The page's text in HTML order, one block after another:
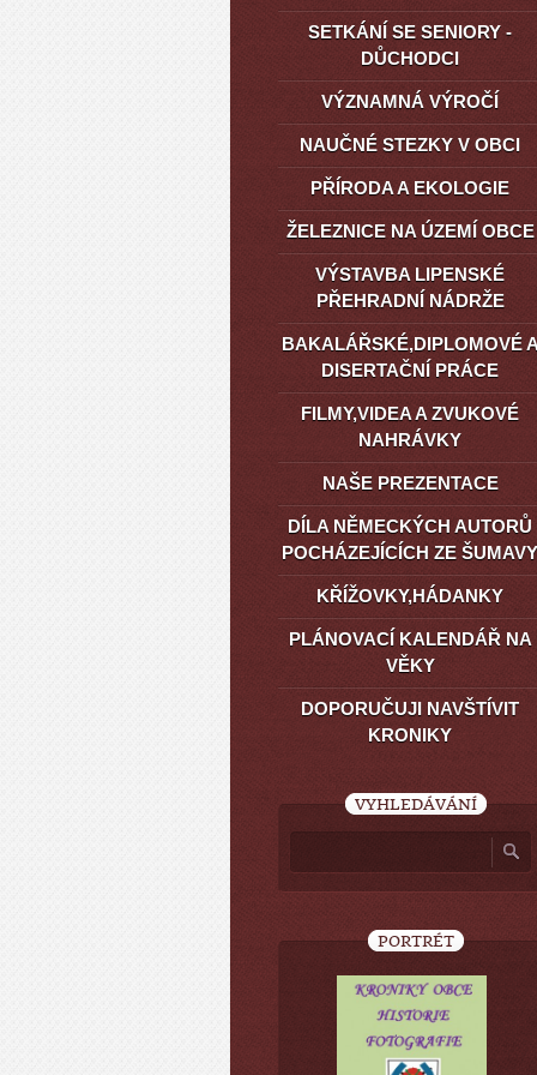
SETKÁNÍ SE SENIORY -
DŮCHODCI
VÝZNAMNÁ VÝROČÍ
NAUČNÉ STEZKY V OBCI
PŘÍRODA A EKOLOGIE
ŽELEZNICE NA ÚZEMÍ OBCE
VÝSTAVBA LIPENSKÉ
PŘEHRADNÍ NÁDRŽE
BAKALÁŘSKÉ,DIPLOMOVÉ
DISERTAČNÍ PRÁCE
FILMY,VIDEA A ZVUKOVÉ
NAHRÁVKY
NAŠE PREZENTACE
DÍLA NĚMECKÝCH AUTORŮ
POCHÁZEJÍCÍCH ZE ŠUMAVY
KŘÍŽOVKY,HÁDANKY
PLÁNOVACÍ KALENDÁŘ NA
VĚKY
DOPORUČUJI NAVŠTÍVIT
KRONIKY
VYHLEDÁVÁNÍ
PORTRÉT